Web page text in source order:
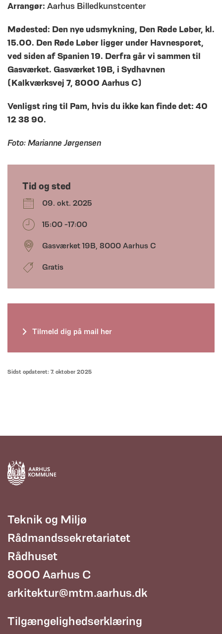
Arrangør: Aarhus Billedkunstcenter
Mødested: Den nye udsmykning, Den Røde Løber, kl.
15.00. Den Røde Løber ligger under Havnesporet,
ved siden af Spanien 19. Derfra går vi sammen til
Gasværket. Gasværket 19B, i Sydhavnen
(Kalkværksvej 7, 8000 Aarhus C)
Venligst ring til Pam, hvis du ikke kan finde det: 40
12 38 90.
Foto: Marianne Jørgensen
Tid og sted
09. okt. 2025
15:00 -17:00
Gasværket 19B, 8000 Aarhus C
Gratis
Tilmeld dig på mail her
Sidst opdateret: 7. oktober 2025
Teknik og Miljø
Rådmandssekretariatet
Rådhuset
8000 Aarhus C
arkitektur@mtm.aarhus.dk
Tilgængelighedserklæring